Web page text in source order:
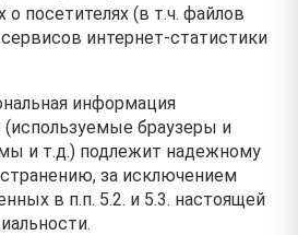
посетителях (в т.ч. файлов
интернет-статистики
информация
браузеры и
и т.д.) подлежит надежному
за исключением
в п.п. 5.2. и 5.3. настоящей